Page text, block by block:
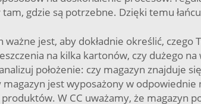
gdzie są potrzebne. Dzięki temu
ważne jest, aby dokładnie określić,
na kilka kartonów, czy dużego
położenie: czy magazyn znajduje
jest wyposażony w
W CC uważamy, że magazyn